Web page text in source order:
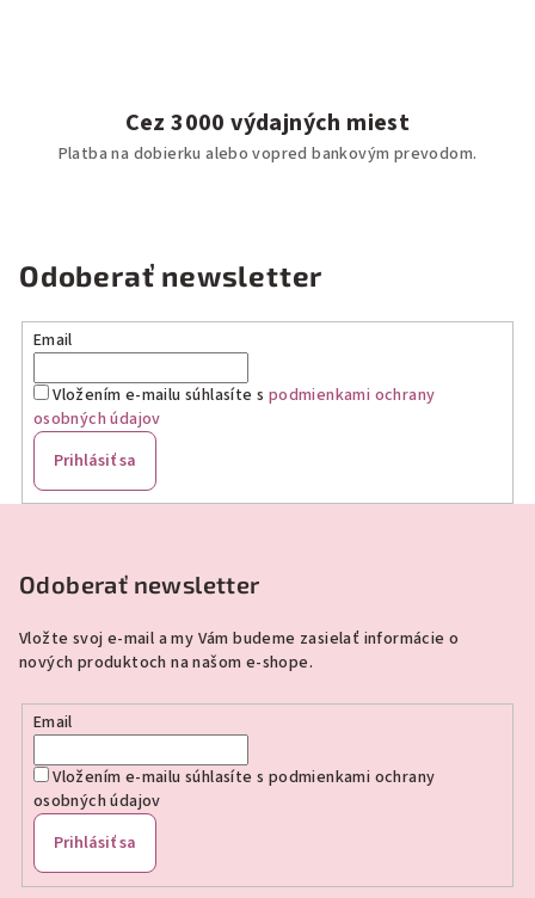
Cez 3000 výdajných miest
Platba na dobierku alebo vopred bankovým prevodom.
Odoberať newsletter
Email
Vložením e-mailu súhlasíte s podmienkami ochrany
osobných údajov
Prihlásiť sa
Odoberať newsletter
Vložte svoj e-mail a my Vám budeme zasielať informácie o
nových produktoch na našom e-shope.
Email
Vložením e-mailu súhlasíte s podmienkami ochrany
osobných údajov
Prihlásiť sa